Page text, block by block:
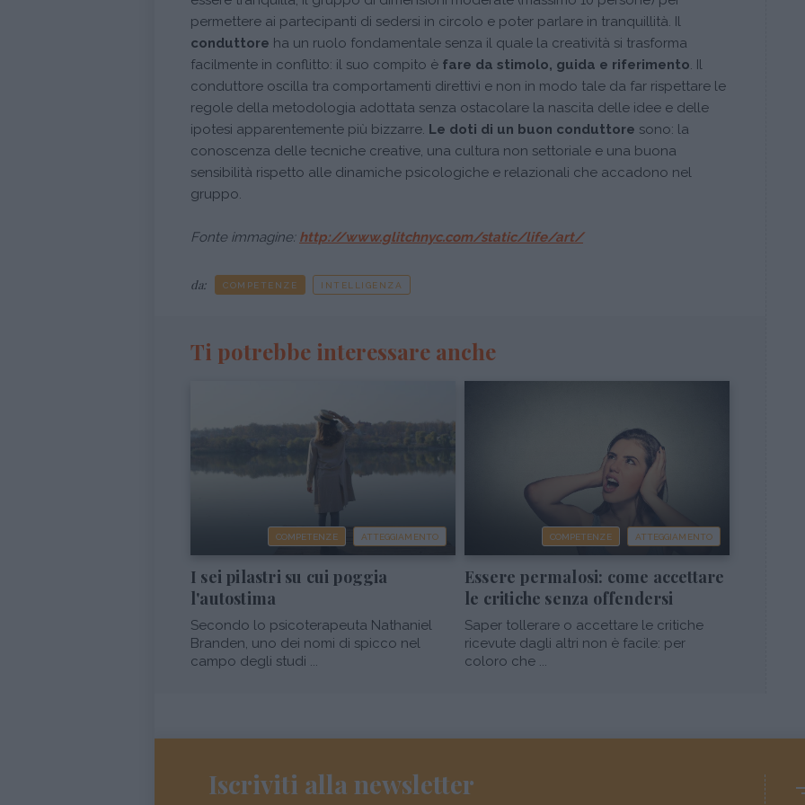
permettere ai partecipanti di sedersi in circolo e poter parlare in tranquillità. Il
conduttore ha un ruolo fondamentale senza il quale la creatività si trasforma
facilmente in conflitto: il suo compito è fare da stimolo, guida e riferimento. Il
conduttore oscilla tra comportamenti direttivi e non in modo tale da far rispettare le
regole della metodologia adottata senza ostacolare la nascita delle idee e delle
ipotesi apparentemente più bizzarre. Le doti di un buon conduttore sono: la
conoscenza delle tecniche creative, una cultura non settoriale e una buona
sensibilità rispetto alle dinamiche psicologiche e relazionali che accadono nel
gruppo.
Fonte immagine: http://www.glitchnyc.com/static/life/art/
da: COMPETENZE INTELLIGENZA
Ti potrebbe interessare anche
COMPETENZE ATTEGGIAMENTO
I sei pilastri su cui poggia
l'autostima
Secondo lo psicoterapeuta Nathaniel
Branden, uno dei nomi di spicco nel
campo degli studi ...
COMPETENZE ATTEGGIAMENTO
Essere permalosi: come accettare
le critiche senza offendersi
Saper tollerare o accettare le critiche
ricevute dagli altri non è facile: per
coloro che ...
Iscriviti alla newsletter